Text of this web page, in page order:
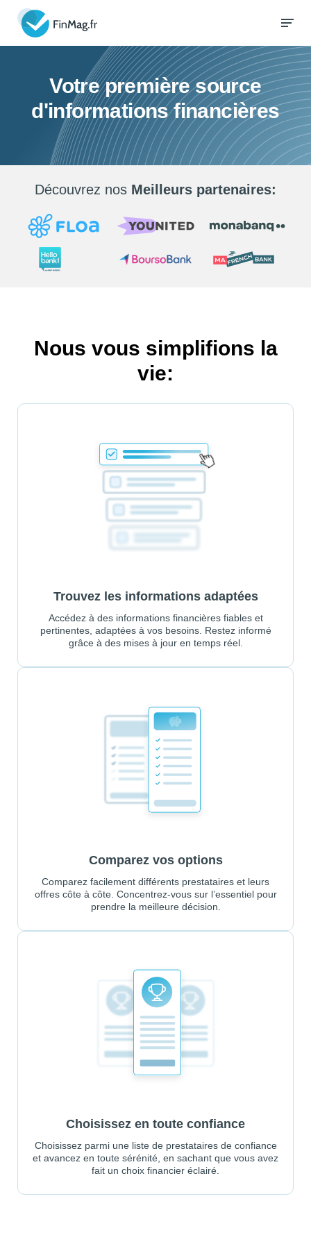
Votre première source
d'informations financières
Découvrez nos Meilleurs partenaires:
Nous vous simplifions la
vie:
Trouvez les informations adaptées
Accédez à des informations financières fiables et
pertinentes, adaptées à vos besoins. Restez informé
grâce à des mises à jour en temps réel.
Comparez vos options
Comparez facilement différents prestataires et leurs
offres côte à côte. Concentrez-vous sur l’essentiel pour
prendre la meilleure décision.
Choisissez en toute confiance
Choisissez parmi une liste de prestataires de confiance
et avancez en toute sérénité, en sachant que vous avez
fait un choix financier éclairé.